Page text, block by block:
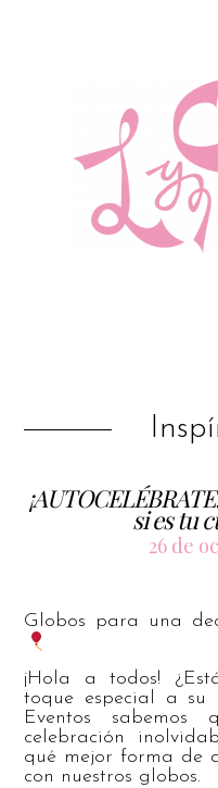
si es tu
26 de
Globos para una
¡Hola a todos!
toque especial a su
Eventos
celebración
qué mejor forma de
con nuestros globos.